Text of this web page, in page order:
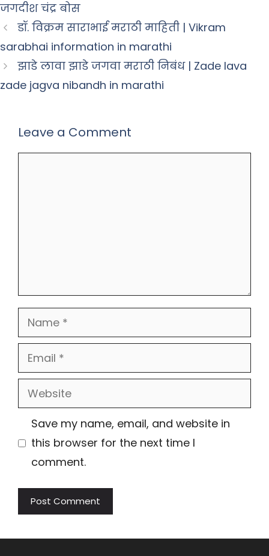
जगदीश चंद्र बोस
डॉ. विक्रम साराभाई मराठी माहिती | Vikram
sarabhai information in marathi
झाडे लावा झाडे जगवा मराठी निबंध | Zade lava
zade jagva nibandh in marathi
Leave a Comment
Name
Email
Website
Save my name, email, and website in
this browser for the next time I
comment.